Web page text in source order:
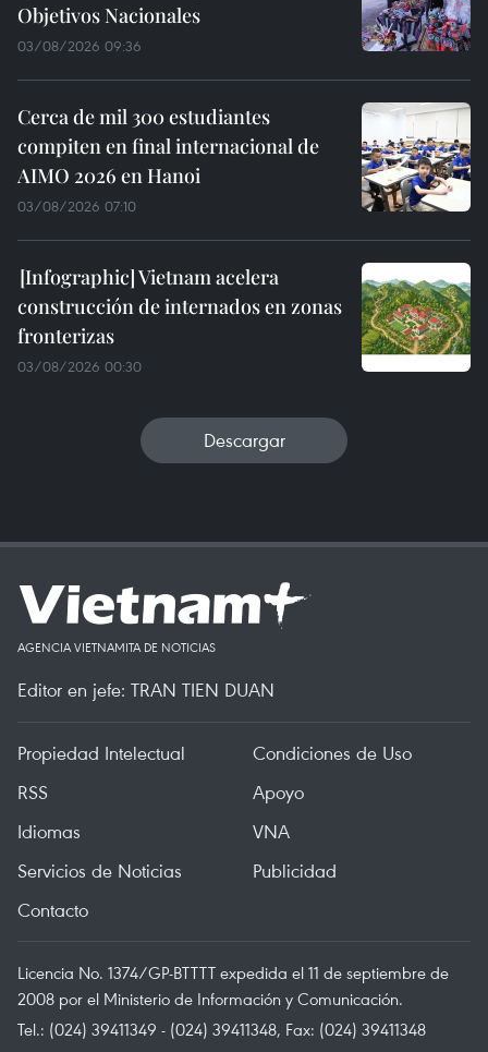
Objetivos Nacionales
03/08/2026 09:36
Cerca de mil 300 estudiantes
compiten en final internacional de
AIMO 2026 en Hanoi
03/08/2026 07:10
Vietnam acelera
construcción de internados en zonas
fronterizas
03/08/2026 00:30
Descargar
AGENCIA VIETNAMITA DE NOTICIAS
Editor en jefe: TRAN TIEN DUAN
Propiedad Intelectual
Condiciones de Uso
RSS
Apoyo
Idiomas
VNA
Servicios de Noticias
Publicidad
Contacto
Licencia No. 1374/GP-BTTTT expedida el 11 de septiembre de
2008 por el Ministerio de Información y Comunicación.
Tel.: (024) 39411349 - (024) 39411348, Fax: (024) 39411348